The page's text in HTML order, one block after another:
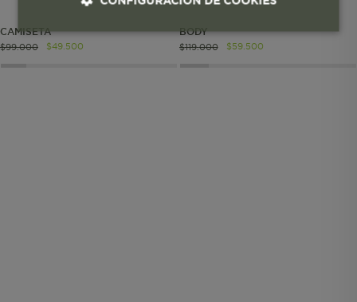
CAMISETA
$99.000 $49 500
BODY
$119.000 $59. 500
Cookies esenciales y necesarias